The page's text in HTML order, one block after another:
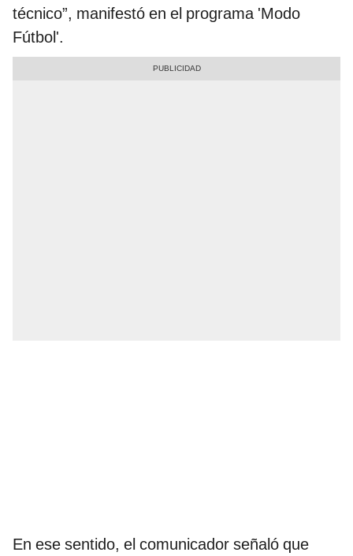
técnico”, manifestó en el programa 'Modo
Fútbol'.
En ese sentido, el comunicador señaló que